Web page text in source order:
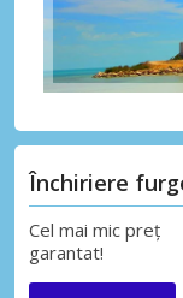
Închiriere
Cel mai mic preț
garantat!